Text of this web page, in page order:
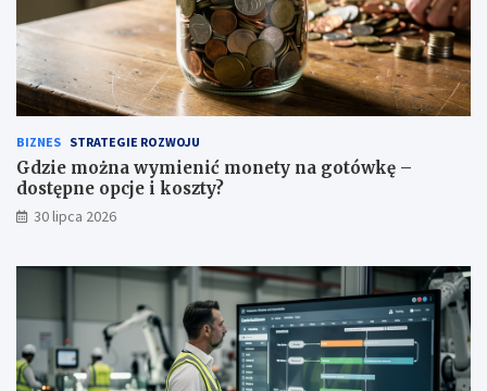
BIZNES STRATEGIE ROZWOJU
Gdzie można wymienić monety na gotówkę –
dostępne opcje i koszty?
30 lipca 2026